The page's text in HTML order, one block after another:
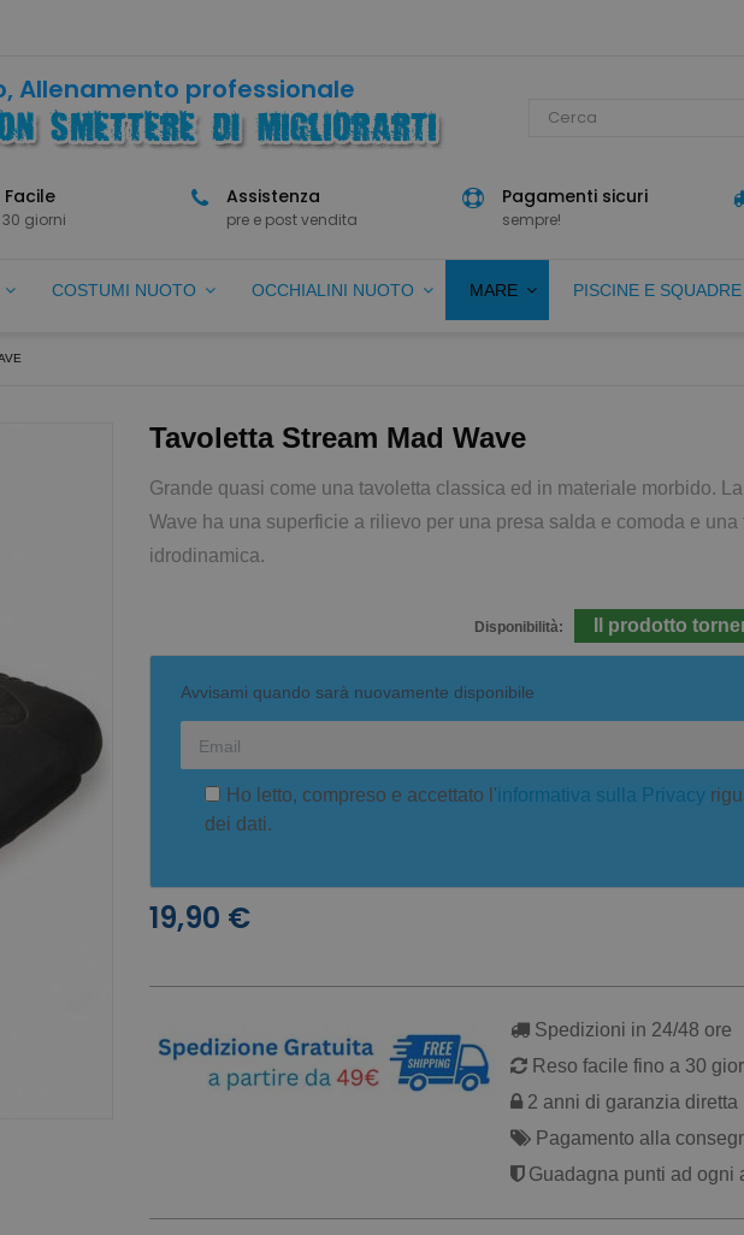
Allenamento professionale
Facile
giorni
Assistenza
pre e post vendita
Pagamenti sicuri
sempre!
COSTUMI NUOTO OCCHIALINI NUOTO MARE PISCINE E SQUADRE
Tavoletta Stream Mad Wave
Grande quasi come una tavoletta classica ed in materiale morbido.
Wave ha una superficie a rilievo per una presa salda e comoda e una
idrodinamica.
Disponibilità: Il prodotto
Avvisami quando sarà nuovamente disponibile
Ho letto, compreso e accettato l'informativa sulla Privacy
dei dati.
19,90 €
Spedizioni in 24/48 ore
Reso facile fino a 30
2 anni di garanzia diretta
Pagamento alla
Guadagna punti ad ogni